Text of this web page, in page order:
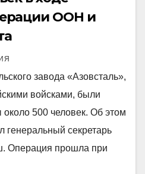
ООН и
завода «Азовсталь»,
войсками, были
500 человек. Об этом
генеральный секретарь
Операция прошла при